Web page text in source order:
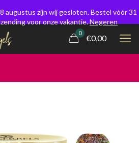
0
€0,00
augustus zijn wij gesloten. Bestel vóór 31
voor onze vakantie.Negeren